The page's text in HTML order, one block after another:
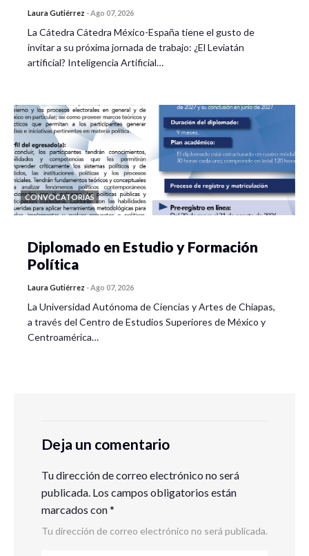
Laura Gutiérrez -Ago 07, 2026
La Cátedra Cátedra México-España tiene el gusto de
invitar a su próxima jornada de trabajo: ¿El Leviatán
artificial? Inteligencia Artificial…
CONVOCATORIAS
Diplomado en Estudio y Formación
Política
Laura Gutiérrez -Ago 07, 2026
La Universidad Autónoma de Ciencias y Artes de Chiapas,
a través del Centro de Estudios Superiores de México y
Centroamérica…
Deja un comentario
Tu dirección de correo electrónico no será
publicada. Los campos obligatorios están
marcados con*
Tu dirección de correo electrónico no será publicada.